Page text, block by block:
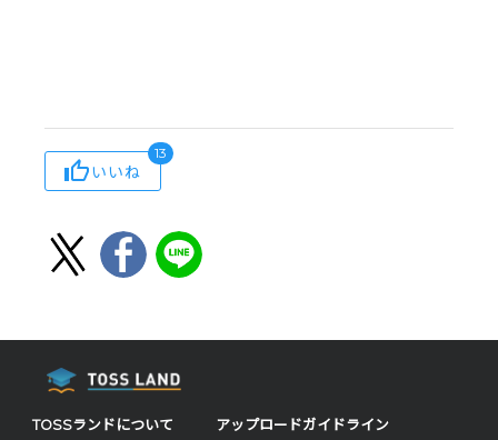
いいね
13
TOSSランドについて アップロードガイドライン